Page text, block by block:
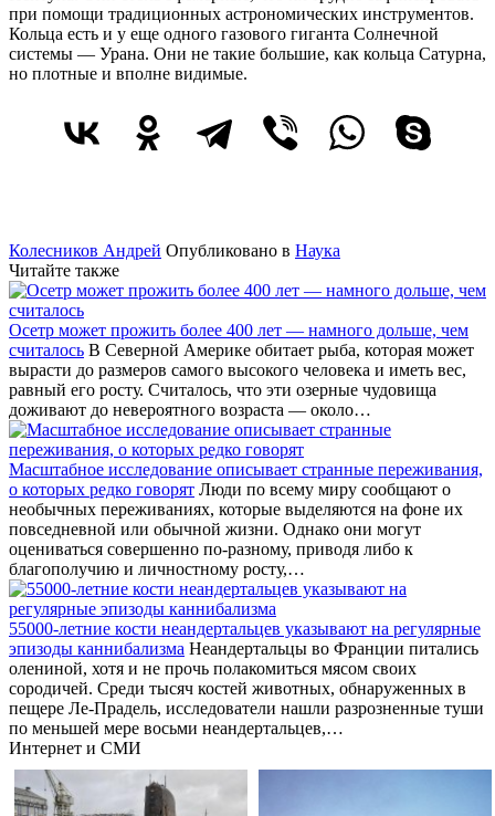
при помощи традиционных астрономических инструментов.
Кольца есть и у еще одного газового гиганта Солнечной
системы — Урана. Они не такие большие, как кольца Сатурна,
но плотные и вполне видимые.
Колесников Андрей Опубликовано в Наука
Читайте также
Осетр может прожить более 400 лет — намного дольше, чем
считалось В Северной Америке обитает рыба, которая может
вырасти до размеров самого высокого человека и иметь вес,
равный его росту. Считалось, что эти озерные чудовища
доживают до невероятного возраста — около…
Масштабное исследование описывает странные переживания,
о которых редко говорят Люди по всему миру сообщают о
необычных переживаниях, которые выделяются на фоне их
повседневной или обычной жизни. Однако они могут
оцениваться совершенно по-разному, приводя либо к
благополучию и личностному росту,…
55000-летние кости неандертальцев указывают на регулярные
эпизоды каннибализма Неандертальцы во Франции питались
олениной, хотя и не прочь полакомиться мясом своих
сородичей. Среди тысяч костей животных, обнаруженных в
пещере Ле-Прадель, исследователи нашли разрозненные туши
по меньшей мере восьми неандертальцев,…
Интернет и СМИ